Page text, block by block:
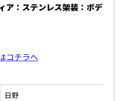
ア：ステンレス架装：ボデ
コチラへ
日野